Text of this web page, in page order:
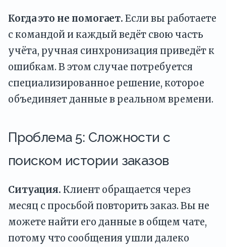
Когда это не помогает. Если вы работаете
с командой и каждый ведёт свою часть
учёта, ручная синхронизация приведёт к
ошибкам. В этом случае потребуется
специализированное решение, которое
объединяет данные в реальном времени.
Проблема 5: Сложности с
поиском истории заказов
Ситуация. Клиент обращается через
месяц с просьбой повторить заказ. Вы не
можете найти его данные в общем чате,
потому что сообщения ушли далеко